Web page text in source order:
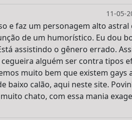
11-05-
e faz um personagem alto astral
de um humorístico. Eu dou
assistindo o gênero errado.
alguém ser contra tipos
muito bem que existem gays
baixo calão, aqui neste site.
chato, com essa mania